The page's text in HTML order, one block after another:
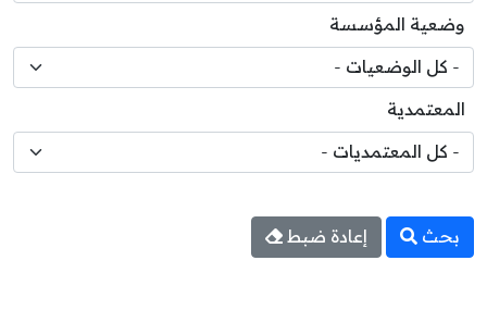
وضعية المؤسسة
المعتمدية
بحث إعادة ضبط